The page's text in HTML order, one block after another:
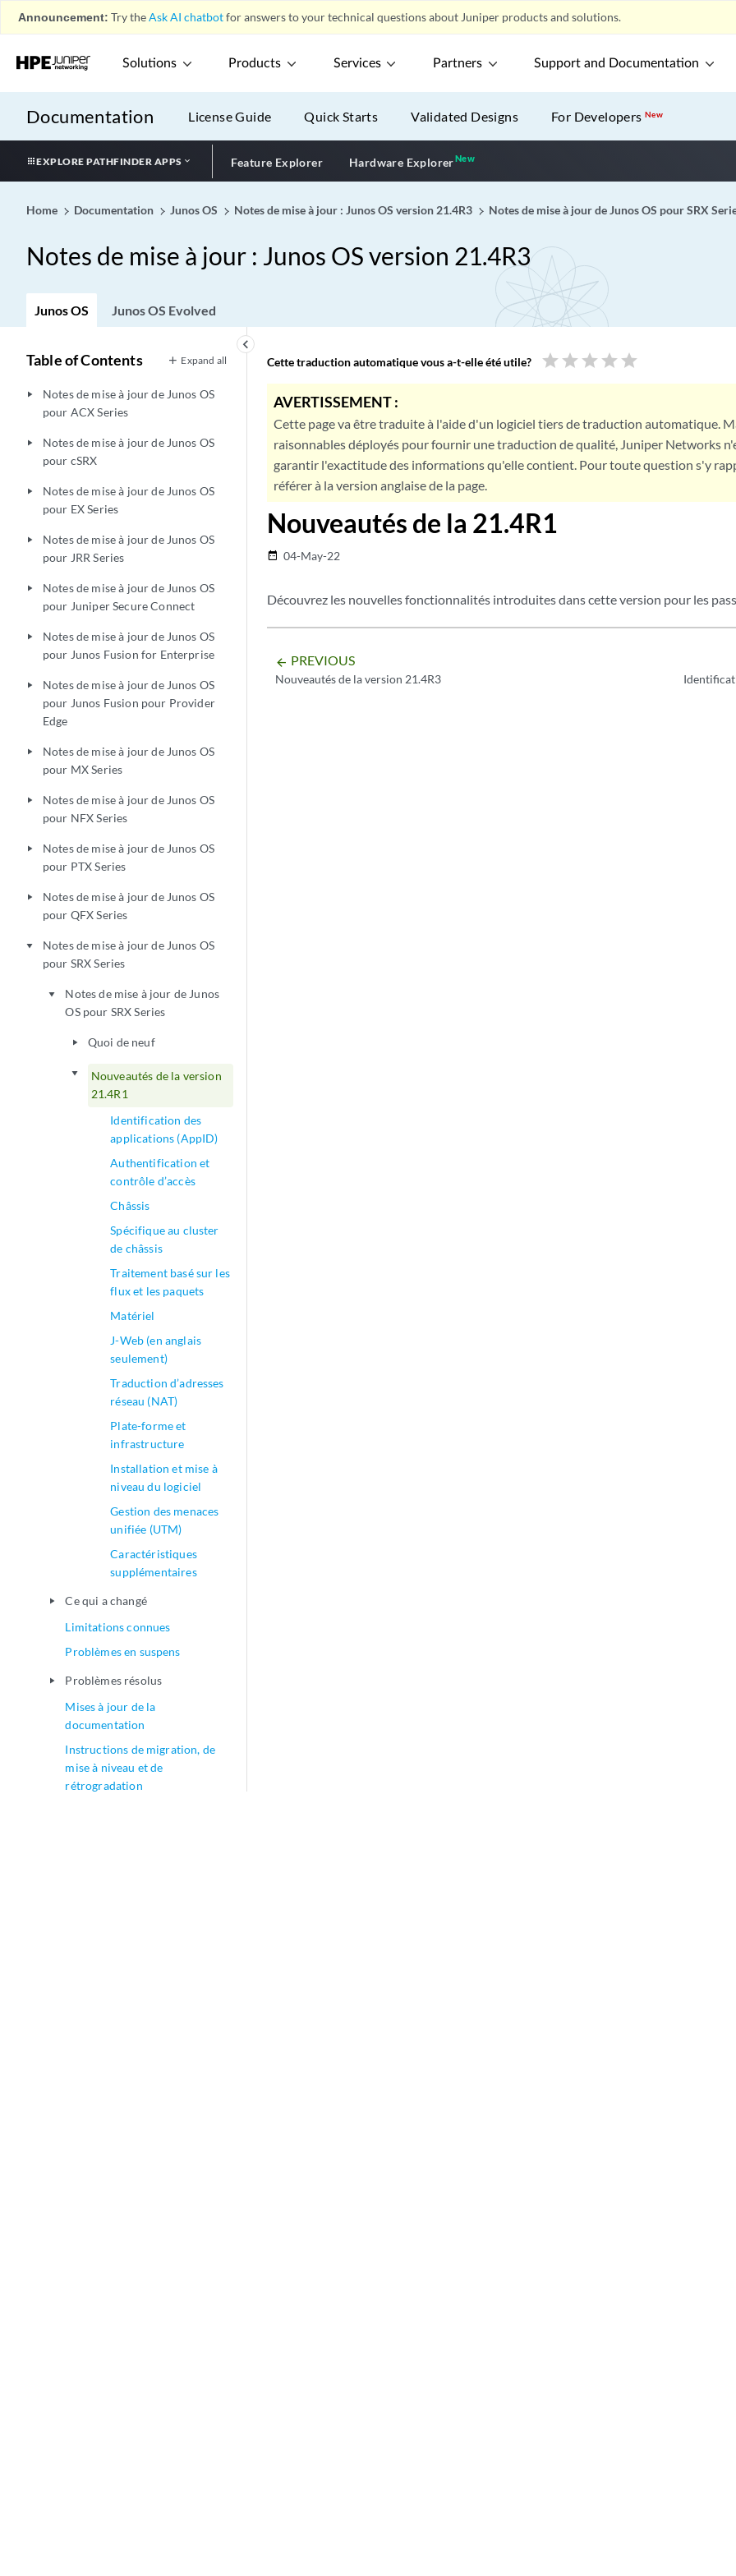
Announcement: Try theAsk AI chatbotfor answers to your technical questions about Juniper products and solutions.
Solutions Products Services Partners Support and Documentation
Documentation License Guide Quick Starts Validated Designs For DevelopersNew
EXPLORE PATHFINDER APPS Feature Explorer Hardware ExplorerNewNew application
Home Documentation Junos OS Notes de mise à jour : Junos OS version 21.4R3 Notes de mise à jour de Junos OS pour SRX
Notes de mise à jour : Junos OS version 21.4R3
Junos OS Junos OS Evolved
keyboard_arrow_left
Table of Contents Expand all
Introduction
play_arrow
Notes de mise à jour de Junos OS
pour ACX Series
play_arrow
Notes de mise à jour de Junos OS
pour cSRX
play_arrow
Notes de mise à jour de Junos OS
pour EX Series
play_arrow
Notes de mise à jour de Junos OS
pour JRR Series
play_arrow
Notes de mise à jour de Junos OS
pour Juniper Secure Connect
play_arrow
Notes de mise à jour de Junos OS
pour Junos Fusion for Enterprise
play_arrow
Notes de mise à jour de Junos OS
pour Junos Fusion pour Provider
Edge
play_arrow
Notes de mise à jour de Junos OS
pour MX Series
play_arrow
Notes de mise à jour de Junos OS
pour NFX Series
play_arrow
Notes de mise à jour de Junos OS
pour PTX Series
play_arrow
Notes de mise à jour de Junos OS
pour QFX Series
play_arrow
Notes de mise à jour de Junos OS
pour SRX Series
play_arrow
Notes de mise à jour de Junos
OS pour SRX Series
play_arrow Quoi de neuf
play_arrow
Nouveautés de la version
21.4R1
Identification des
applications (AppID)
Authentification et
contrôle d’accès
Châssis
Spécifique au cluster
de châssis
Traitement basé sur les
flux et les paquets
Matériel
J-Web (en anglais
seulement)
Traduction d’adresses
réseau (NAT)
Plate-forme et
infrastructure
Installation et mise à
niveau du logiciel
Gestion des menaces
unifiée (UTM)
Caractéristiques
supplémentaires
play_arrow
Ce qui a changé
Limitations connues
Problèmes en suspens
play_arrow
Problèmes résolus
Mises à jour de la
documentation
Instructions de migration, de
mise à niveau et de
rétrogradation
Cette traduction automatique vous a-t-elle été utile? star star star star star
AVERTISSEMENT :
Cette page va être traduite à l'aide d'un logiciel tiers de traduction automatique.
raisonnables déployés pour fournir une traduction de qualité, Juniper Networks
garantir l'exactitude des informations qu'elle contient. Pour toute question s'y
référer à la version anglaise de la page.
Nouveautés de la 21.4R1
date_range 04-May-22
Découvrez les nouvelles fonctionnalités introduites dans cette version pour les
arrow_backward PREVIOUS
Nouveautés de la version 21.4R3